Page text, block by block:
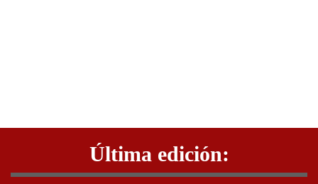
Última edición: